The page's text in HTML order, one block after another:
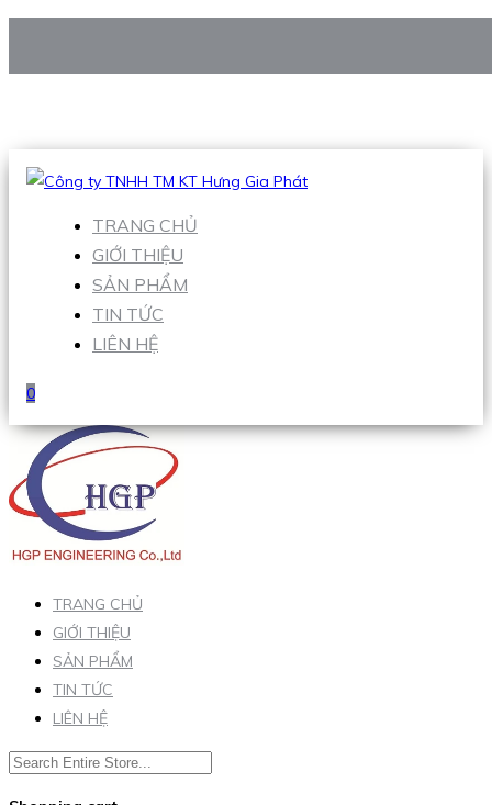
Hotline:0938 906 663
TRANG CHỦ
GIỚI THIỆU
SẢN PHẨM
TIN TỨC
LIÊN HỆ
0
TRANG CHỦ
GIỚI THIỆU
SẢN PHẨM
TIN TỨC
LIÊN HỆ